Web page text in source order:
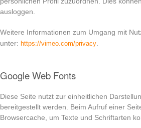
ausloggen.
Weitere Informationen zum Umgang mit
unter: https://vimeo.com/privacy
Google Web Fonts
Diese Seite nutzt zur einheitlichen
bereitgestellt werden. Beim Aufruf einer
Browsercache, um Texte und Schriftarten